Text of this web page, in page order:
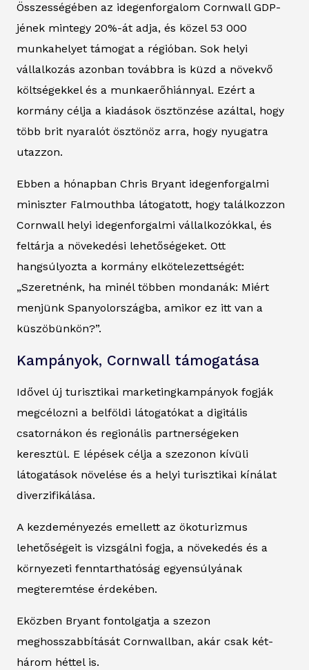
Összességében az idegenforgalom Cornwall GDP-
jének mintegy 20%-át adja, és közel 53 000
munkahelyet támogat a régióban. Sok helyi
vállalkozás azonban továbbra is küzd a növekvő
költségekkel és a munkaerőhiánnyal. Ezért a
kormány célja a kiadások ösztönzése azáltal, hogy
több brit nyaralót ösztönöz arra, hogy nyugatra
utazzon.
Ebben a hónapban Chris Bryant idegenforgalmi
miniszter Falmouthba látogatott, hogy találkozzon
Cornwall helyi idegenforgalmi vállalkozókkal, és
feltárja a növekedési lehetőségeket. Ott
hangsúlyozta a kormány elkötelezettségét:
„Szeretnénk, ha minél többen mondanák: Miért
menjünk Spanyolországba, amikor ez itt van a
küszöbünkön?”.
Kampányok, Cornwall támogatása
Idővel új turisztikai marketingkampányok fogják
megcélozni a belföldi látogatókat a digitális
csatornákon és regionális partnerségeken
keresztül. E lépések célja a szezonon kívüli
látogatások növelése és a helyi turisztikai kínálat
diverzifikálása.
A kezdeményezés emellett az ökoturizmus
lehetőségeit is vizsgálni fogja, a növekedés és a
környezeti fenntarthatóság egyensúlyának
megteremtése érdekében.
Eközben Bryant fontolgatja a szezon
meghosszabbítását Cornwallban, akár csak két-
három héttel is.